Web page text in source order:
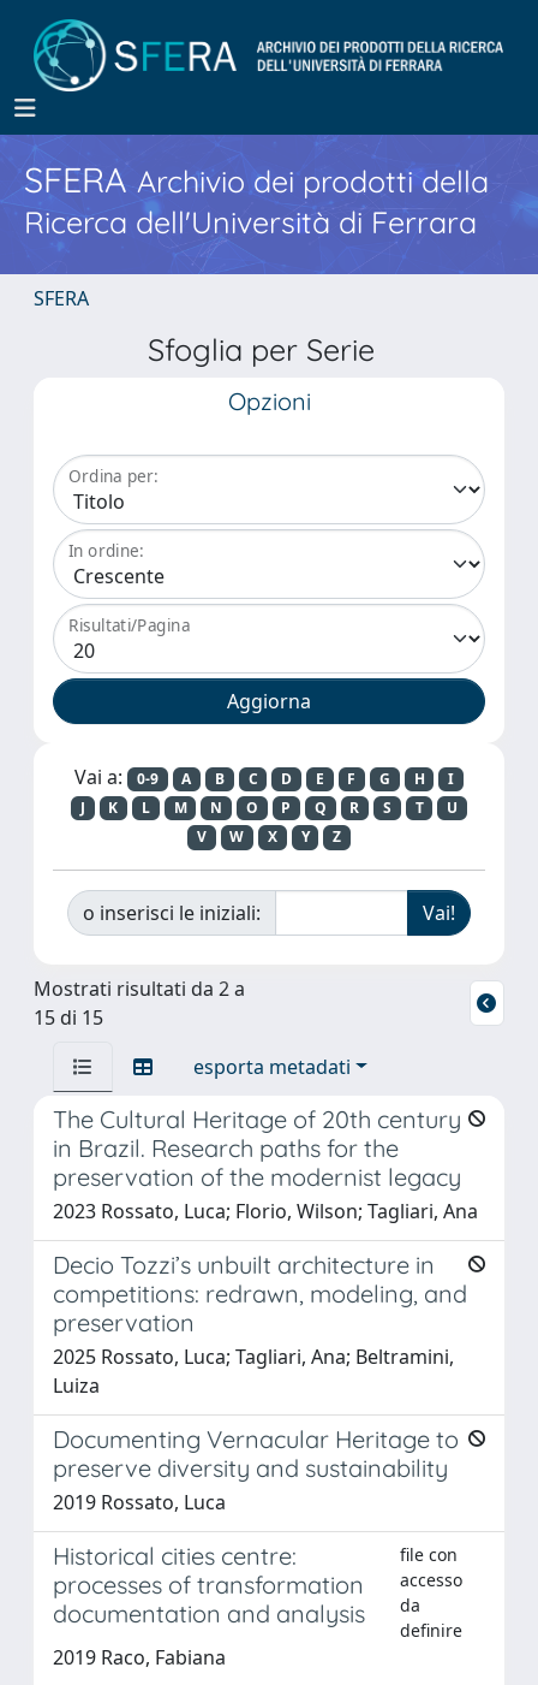
SFERA Archivio dei prodotti della
Ricerca dell'Università di Ferrara
SFERA
Sfoglia per Serie
Opzioni
Ordina per:
In ordine:
Risultati/Pagina
Vai a: 0-9 A B C D E F G H
I
J
K L M N O P Q R S T
U
V
W X Y Z
o inserisci le iniziali:
Mostrati risultati da 2 a
15 di 15
esporta metadati
The Cultural Heritage of 20th century
in Brazil. Research paths for the
preservation of the modernist legacy
2023 Rossato, Luca; Florio, Wilson; Tagliari, Ana
Decio Tozzi’s unbuilt architecture in
competitions: redrawn, modeling, and
preservation
2025 Rossato, Luca; Tagliari, Ana; Beltramini,
Luiza
Documenting Vernacular Heritage to
preserve diversity and sustainability
2019 Rossato, Luca
Historical cities centre:
processes of transformation
documentation and analysis
file con
accesso
da
definire
2019 Raco, Fabiana